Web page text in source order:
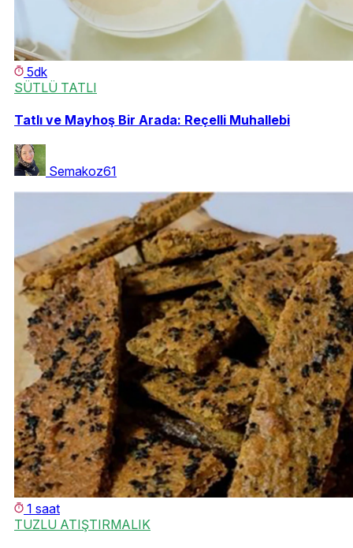
5dk
SÜTLÜ TATLI
Tatlı ve Mayhoş Bir Arada: Reçelli Muhallebi
Semakoz61
1 saat
TUZLU ATIŞTIRMALIK